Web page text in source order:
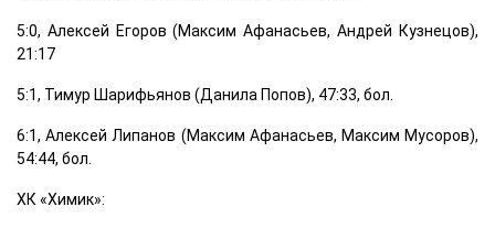
5:0, Алексей Егоров (Максим Афанасьев, Андрей Кузнецов),
21:17
5:1, Тимур Шарифьянов (Данила Попов), 47:33, бол.
6:1, Алексей Липанов (Максим Афанасьев, Максим Мусоров),
54:44, бол.
ХК «Химик»: